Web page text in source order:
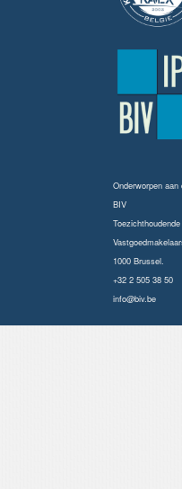
Onderworpen
BIV
1000 Brussel.
+32 2 505 38 50
info@biv.be